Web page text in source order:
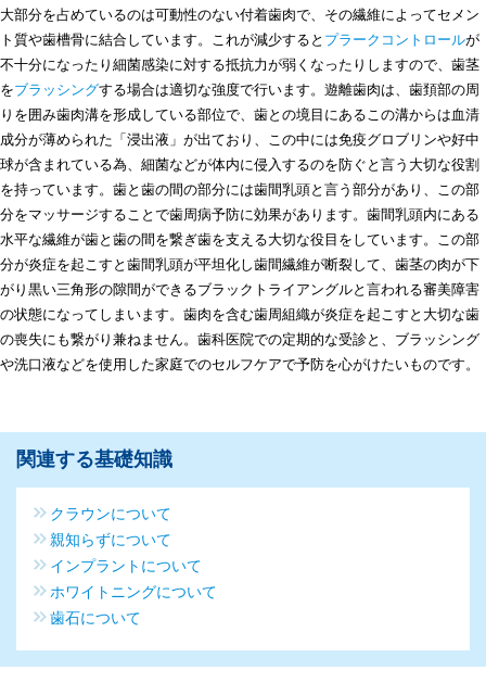
大部分を占めているのは可動性のない付着歯肉で、その繊維によってセメン
ト質や歯槽骨に結合しています。これが減少すると プラークコントロールが
不十分になったり細菌感染に対する抵抗力が弱くなったりしますので、歯茎
をブラッシングする場合は適切な強度で行います。遊離歯肉は、歯頚部の周
りを囲み歯肉溝を形成している部位で、歯との境目にあるこの溝からは血清
成分が薄められた「浸出液」が出ており、この中には免疫グロブリンや好中
球が含まれている為、細菌などが体内に侵入するのを防ぐと言う大切な役割
を持っています。歯と歯の間の部分には歯間乳頭と言う部分があり、この部
分をマッサージすることで歯周病予防に効果があります。歯間乳頭内にある
水平な繊維が歯と歯の間を繋ぎ歯を支える大切な役目をしています。この部
分が炎症を起こすと歯間乳頭が平坦化し歯間繊維が断裂して、歯茎の肉が下
がり黒い三角形の隙間ができるブラックトライアングルと言われる審美障害
の状態になってしまいます。歯肉を含む歯周組織が炎症を起こすと大切な歯
の喪失にも繋がり兼ねません。歯科医院での定期的な受診と、ブラッシング
や洗口液などを使用した家庭でのセルフケアで予防を心がけたいものです。
関連する基礎知識
クラウンについて
親知らずについて
インプラントについて
ホワイトニングについて
歯石について